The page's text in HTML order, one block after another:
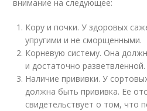
внимание на следующее:
Кору и почки. У здоровых
упругими и не сморщенными.
Корневую систему. Она
и достаточно разветвленной.
Наличие прививки. У
должна быть прививка. Ее
свидетельствует о том, что